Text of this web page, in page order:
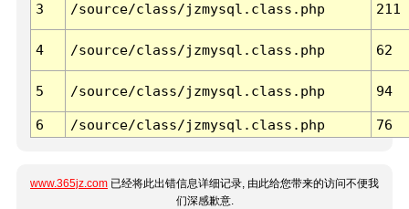
3 /source/class/jzmysql.class.php 211
4 /source/class/jzmysql.class.php 62
5 /source/class/jzmysql.class.php 94
6 /source/class/jzmysql.class.php 76
www.365jz.com 已经将此出错信息详细记录, 由此给您带来的访问不便我
们深感歉意.